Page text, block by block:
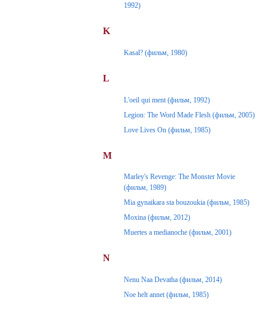
1992)
K
Kasal? (фильм, 1980)
L
L'oeil qui ment (фильм, 1992)
Legion: The Word Made Flesh (фильм, 2005)
Love Lives On (фильм, 1985)
M
Marley's Revenge: The Monster Movie
(фильм, 1989)
Mia gynaikara sta bouzoukia (фильм, 1985)
Moxina (фильм, 2012)
Muertes a medianoche (фильм, 2001)
N
Nenu Naa Devatha (фильм, 2014)
Noe helt annet (фильм, 1985)